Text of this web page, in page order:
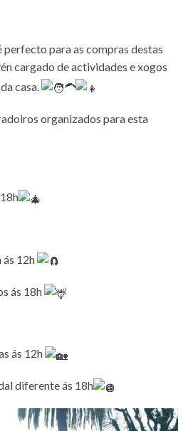
perfecto para as compras destas
cargado de actividades e xogos
casa.
organizados para esta
ás 12h
ás 18h
ás 12h
diferente ás 18h